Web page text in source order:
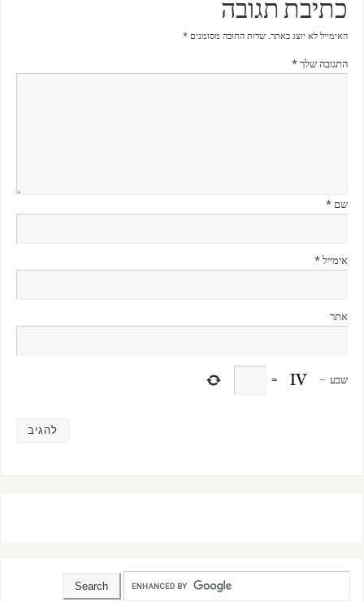
כתיבת תגובה
האימייל לא יוצג באתר. שדות החובה מסומנים *
התגובה שלך*
שם *
אימייל*
אתר
שבע −
=